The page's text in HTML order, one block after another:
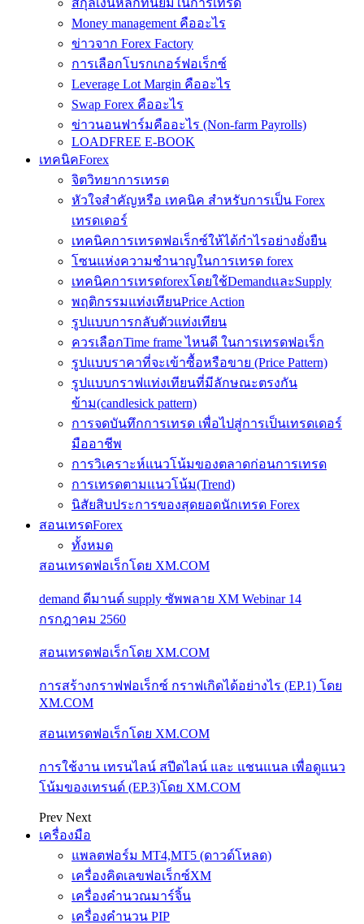
สกุลเงินหลักที่นิยมในการเทรด
Money management คืออะไร
ข่าวจาก Forex Factory
การเลือกโบรกเกอร์ฟอเร็กซ์
Leverage Lot Margin คืออะไร
Swap Forex คืออะไร
ข่าวนอนฟาร์มคืออะไร (Non-farm Payrolls)
LOADFREE E-BOOK
เทคนิคForex
จิตวิทยาการเทรด
หัวใจสำคัญหรือ เทคนิค สำหรับการเป็น Forex
เทรดเดอร์
เทคนิคการเทรดฟอเร็กซ์ให้ได้กำไรอย่างยั่งยืน
โซนแห่งความชำนาญในการเทรด forex
เทคนิคการเทรดforexโดยใช้DemandและSupply
พฤติกรรมแท่งเทียนPrice Action
รูปแบบการกลับตัวแท่งเทียน
ควรเลือกTime frame ไหนดี ในการเทรดฟอเร็ก
รูปแบบราคาที่จะเข้าซื้อหรือขาย (Price Pattern)
รูปแบบกราฟแท่งเทียนที่มีลักษณะตรงกัน
ข้าม(candlesick pattern)
การจดบันทึกการเทรด เพื่อไปสู่การเป็นเทรดเดอร์
มืออาชีพ
การวิเคราะห์แนวโน้มของตลาดก่อนการเทรด
การเทรดตามแนวโน้ม(Trend)
นิสัยสิบประการของสุดยอดนักเทรด Forex
สอนเทรดForex
ทั้งหมด
สอนเทรดฟอเร็กโดย XM.COM
demand ดีมานด์ supply ซัพพลาย XM Webinar 14
กรกฎาคม 2560
สอนเทรดฟอเร็กโดย XM.COM
การสร้างกราฟฟอเร็กซ์ กราฟเกิดได้อย่างไร (EP.1) โดย
XM.COM
สอนเทรดฟอเร็กโดย XM.COM
การใช้งาน เทรนไลน์ สปีดไลน์ และ แชนแนล เพื่อดูแนว
โน้มของเทรนด์ (EP.3)โดย XM.COM
Prev Next
เครื่องมือ
แพลตฟอร์ม MT4,MT5 (ดาวด์โหลด)
เครื่องคิดเลขฟอเร็กซ์XM
เครื่องคำนวณมาร์จิ้น
เครื่องคำนวน PIP